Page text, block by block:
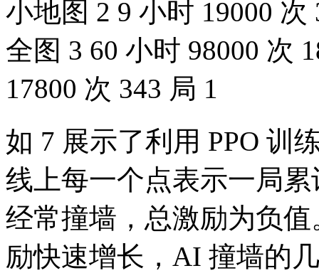
小地图 2 9 小时 19000 次
全图 3 60 小时 98000 次
17800 次 343 局 1
如 7 展示了利用 PPO 训
线上每一个点表示一局
经常撞墙，总激励为负
励快速增长，AI 撞墙的